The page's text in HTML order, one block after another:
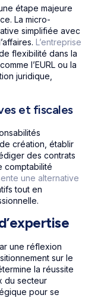
étape majeure
La micro-
simplifiée avec
L’entreprise
flexibilité dans la
l’EURL ou la
juridique,
et fiscales
création, établir
des contrats
comptabilité
une alternative
tout en
une réflexion
sur le
la réussite
du secteur
pour se